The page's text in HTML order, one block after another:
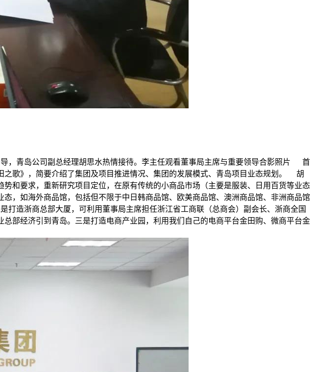
，青岛公司副总经理胡思水热情接待。李主任观看董事局主席与重要领导合影照片 首
歌》，简要介绍了集团及项目推进情况、集团的发展模式、青岛项目业态规划。 胡
和要求，重新研究项目定位，在原有传统的小商品市场（主要是服装、日用百货等业态
，如海外商品馆，包括但不限于中日韩商品馆、欧美商品馆、澳洲商品馆、非洲商品馆
造浙商总部大厦，可利用董事局主席担任浙江省工商联（总商会）副会长、浙商全国
部经济引到青岛。三是打造电商产业园，利用我们自己的电商平台金田购、微商平台金